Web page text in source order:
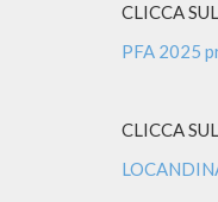
CLICCA
PFA 2025
CLICCA